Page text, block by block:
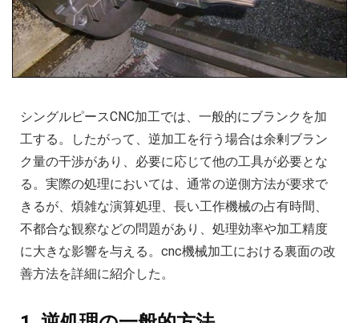
シングルピースCNC加工では、一般的にブランクを加
工する。したがって、逆加工を行う場合は余剰ブラン
ク量の干渉があり、必要に応じて他の工具が必要とな
る。実際の処理においては、通常の逆側方法が要求で
きるが、煩雑な演算処理、長い工作機械の占有時間、
不都合な観察などの問題があり、処理効率や加工精度
に大きな影響を与える。cnc機械加工における裏面の改
善方法を詳細に紹介した。